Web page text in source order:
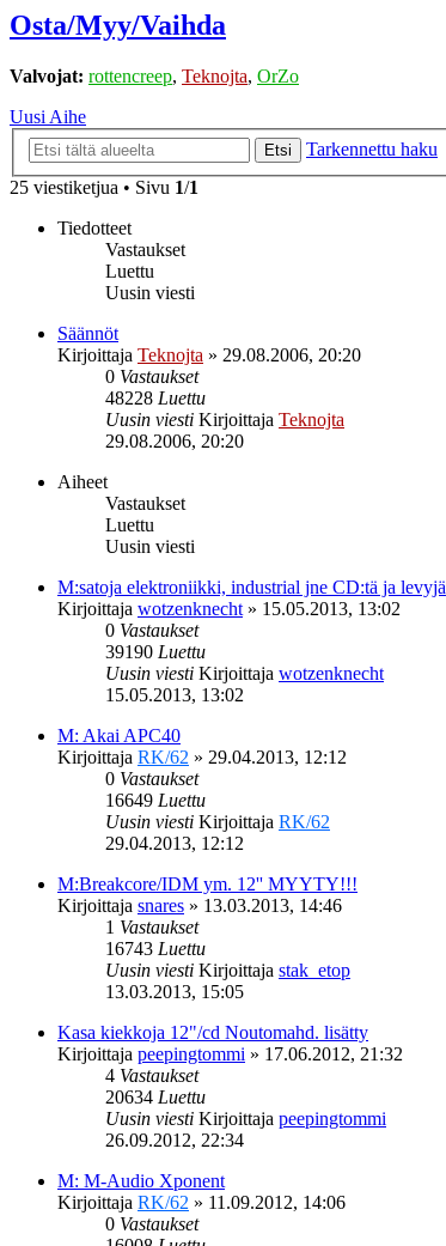
Osta/Myy/Vaihda
Valvojat: rottencreep, Teknojta, OrZo
Uusi Aihe
Etsi
Tarkennettu haku
25 viestiketjua • Sivu 1/1
Tiedotteet
Vastaukset
Luettu
Uusin viesti
Säännöt
Kirjoittaja Teknojta » 29.08.2006, 20:20
0 Vastaukset
48228 Luettu
Uusin viesti Kirjoittaja Teknojta
29.08.2006, 20:20
Aiheet
Vastaukset
Luettu
Uusin viesti
M:satoja elektroniikki, industrial jne CD:tä ja levyjä
Kirjoittaja wotzenknecht » 15.05.2013, 13:02
0 Vastaukset
39190 Luettu
Uusin viesti Kirjoittaja wotzenknecht
15.05.2013, 13:02
M: Akai APC40
Kirjoittaja RK/62 » 29.04.2013, 12:12
0 Vastaukset
16649 Luettu
Uusin viesti Kirjoittaja RK/62
29.04.2013, 12:12
M:Breakcore/IDM ym. 12'' MYYTY!!!
Kirjoittaja snares » 13.03.2013, 14:46
1 Vastaukset
16743 Luettu
Uusin viesti Kirjoittaja stak_etop
13.03.2013, 15:05
Kasa kiekkoja 12"/cd Noutomahd. lisätty
Kirjoittaja peepingtommi » 17.06.2012, 21:32
4 Vastaukset
20634 Luettu
Uusin viesti Kirjoittaja peepingtommi
26.09.2012, 22:34
M: M-Audio Xponent
Kirjoittaja RK/62 » 11.09.2012, 14:06
0 Vastaukset